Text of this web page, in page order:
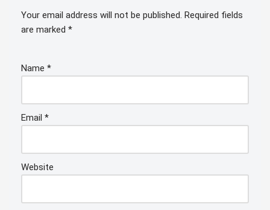
Your email address will not be published. Required fields
are marked *
Name *
Email *
Website